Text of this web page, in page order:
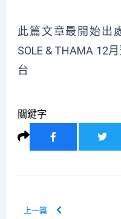
此篇文章最開始出
SOLE & THAMA 12
台
關鍵字
上一篇